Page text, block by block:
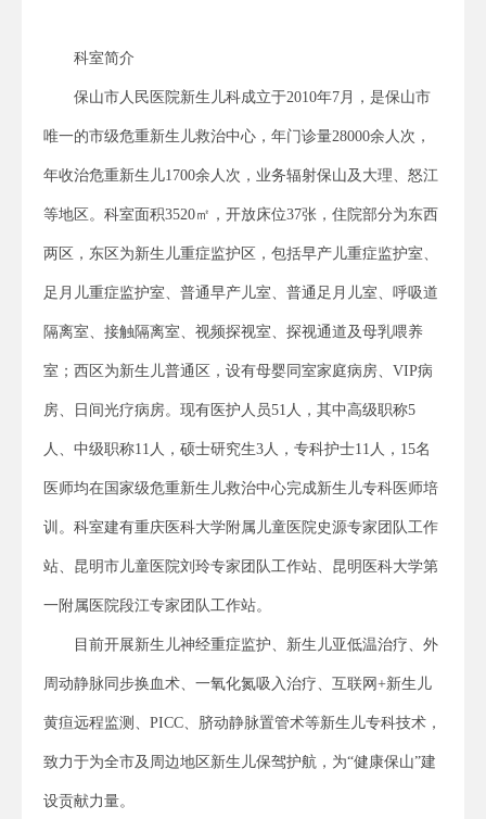
科室简介
保山市人民医院新生儿科成立于2010年7月，是保山市
唯一的市级危重新生儿救治中心，年门诊量28000余人次，
年收治危重新生儿1700余人次，业务辐射保山及大理、怒江
等地区。科室面积3520㎡，开放床位37张，住院部分为东西
两区，东区为新生儿重症监护区，包括早产儿重症监护室、
足月儿重症监护室、普通早产儿室、普通足月儿室、呼吸道
隔离室、接触隔离室、视频探视室、探视通道及母乳喂养
室；西区为新生儿普通区，设有母婴同室家庭病房、VIP病
房、日间光疗病房。现有医护人员51人，其中高级职称5
人、中级职称11人，硕士研究生3人，专科护士11人，15名
医师均在国家级危重新生儿救治中心完成新生儿专科医师培
训。科室建有重庆医科大学附属儿童医院史源专家团队工作
站、昆明市儿童医院刘玲专家团队工作站、昆明医科大学第
一附属医院段江专家团队工作站。
目前开展新生儿神经重症监护、新生儿亚低温治疗、外
周动静脉同步换血术、一氧化氮吸入治疗、互联网+新生儿
黄疸远程监测、PICC、脐动静脉置管术等新生儿专科技术，
致力于为全市及周边地区新生儿保驾护航，为“健康保山”建
设贡献力量。